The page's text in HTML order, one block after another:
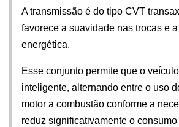
A transmissão é do tipo CVT
favorece a suavidade nas trocas e
energética.
Esse conjunto permite que o
inteligente, alternando entre o uso
motor a combustão conforme a
reduz significativamente o